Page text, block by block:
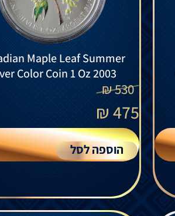
Maple Leaf Summer
Color Coin 1 Oz 2003
530
₪
475
₪
הוספה לסל